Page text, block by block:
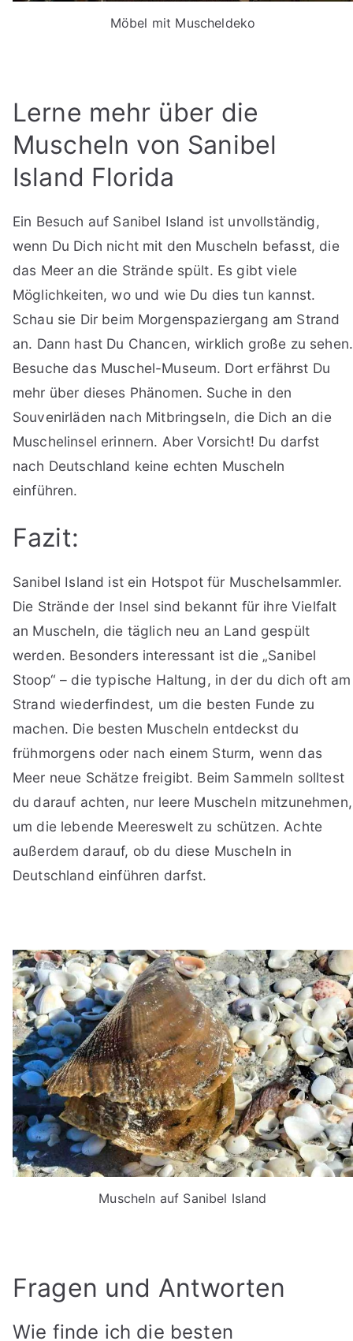
Möbel mit Muscheldeko
Lerne mehr über die
Muscheln von Sanibel
Island Florida
Ein Besuch auf Sanibel Island ist unvollständig,
wenn Du Dich nicht mit den Muscheln befasst, die
das Meer an die Strände spült. Es gibt viele
Möglichkeiten, wo und wie Du dies tun kannst.
Schau sie Dir beim Morgenspaziergang am Strand
an. Dann hast Du Chancen, wirklich große zu sehen.
Besuche das Muschel-Museum. Dort erfährst Du
mehr über dieses Phänomen. Suche in den
Souvenirläden nach Mitbringseln, die Dich an die
Muschelinsel erinnern. Aber Vorsicht! Du darfst
nach Deutschland keine echten Muscheln
einführen.
Fazit:
Sanibel Island ist ein Hotspot für Muschelsammler.
Die Strände der Insel sind bekannt für ihre Vielfalt
an Muscheln, die täglich neu an Land gespült
werden. Besonders interessant ist die „Sanibel
Stoop“ – die typische Haltung, in der du dich oft am
Strand wiederfindest, um die besten Funde zu
machen. Die besten Muscheln entdeckst du
frühmorgens oder nach einem Sturm, wenn das
Meer neue Schätze freigibt. Beim Sammeln solltest
du darauf achten, nur leere Muscheln mitzunehmen,
um die lebende Meereswelt zu schützen. Achte
außerdem darauf, ob du diese Muscheln in
Deutschland einführen darfst.
Muscheln auf Sanibel Island
Fragen und Antworten
Wie finde ich die besten